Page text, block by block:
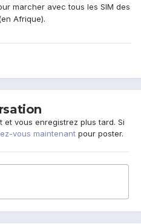
marcher avec tous les SIM des
Afrique).
et vous enregistrez plus tard. Si
vous maintenant pour poster.